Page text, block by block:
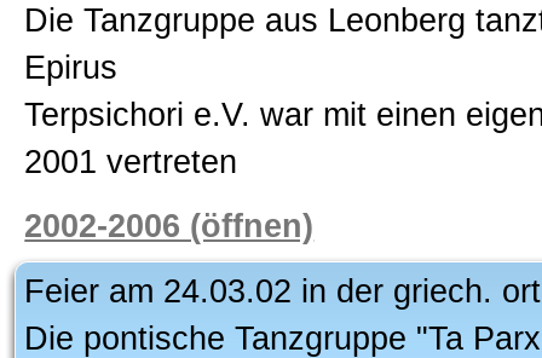
Die Tanzgruppe aus Leonberg
Epirus
Terpsichori e.V. war mit einen
2001 vertreten
2002-2006 (öffnen)
Feier am 24.03.02 in der griech.
Die pontische Tanzgruppe "Ta